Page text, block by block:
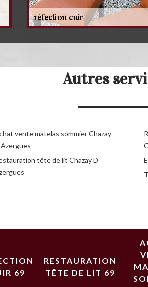
Autres
vente matelas sommier Chazay
Azergues
tête de lit Chazay D
69
RESTAURATION
TÊTE DE LIT 69